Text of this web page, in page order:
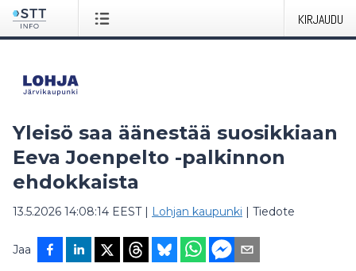
KIRJAUDU
Yleisö saa äänestää suosikkiaan
Eeva Joenpelto -palkinnon
ehdokkaista
13.5.2026 14:08:14 EEST| Lohjan kaupunki | Tiedote
Jaa